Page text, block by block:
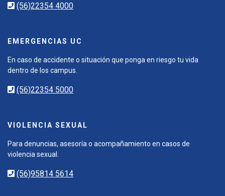
(56)22354 4000
EMERGENCIAS UC
En caso de accidente o situación que ponga en riesgo tu vida
dentro de los campus.
(56)22354 5000
VIOLENCIA SEXUAL
Para denuncias, asesoría o acompañamiento en casos de
violencia sexual.
(56)95814 5614